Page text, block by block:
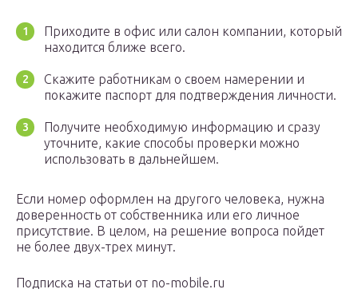
Приходите в офис или салон компании, который
находится ближе всего.
Скажите работникам о своем намерении и
покажите паспорт для подтверждения личности.
Получите необходимую информацию и сразу
уточните, какие способы проверки можно
использовать в дальнейшем.
Если номер оформлен на другого человека, нужна
доверенность от собственника или его личное
присутствие. В целом, на решение вопроса пойдет
не более двух-трех минут.
Подписка на статьи от no-mobile.ru